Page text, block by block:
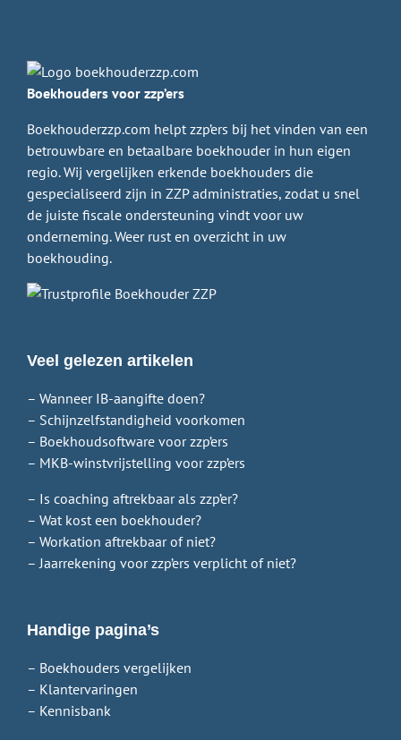
Boekhouders voor zzp’ers
Boekhouderzzp.com helpt zzp’ers bij het vinden van een
betrouwbare en betaalbare boekhouder in hun eigen
regio. Wij vergelijken erkende boekhouders die
gespecialiseerd zijn in ZZP administraties, zodat u snel
de juiste fiscale ondersteuning vindt voor uw
onderneming. Weer rust en overzicht in uw
boekhouding.
Veel gelezen artikelen
– Wanneer IB-aangifte doen?
– Schijnzelfstandigheid voorkomen
– Boekhoudsoftware voor zzp’ers
– MKB-winstvrijstelling voor zzp’ers
– Is coaching aftrekbaar als zzp’er?
– Wat kost een boekhouder?
– Workation aftrekbaar of niet?
– Jaarrekening voor zzp’ers verplicht of niet?
Handige pagina’s
– Boekhouders vergelijken
– Klantervaringen
– Kennisbank